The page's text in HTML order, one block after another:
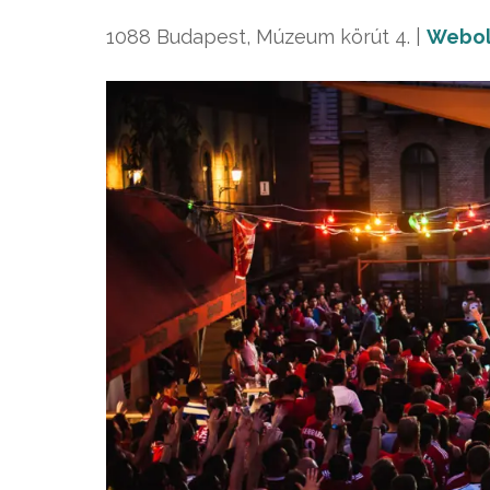
1088 Budapest, Múzeum körút 4. |